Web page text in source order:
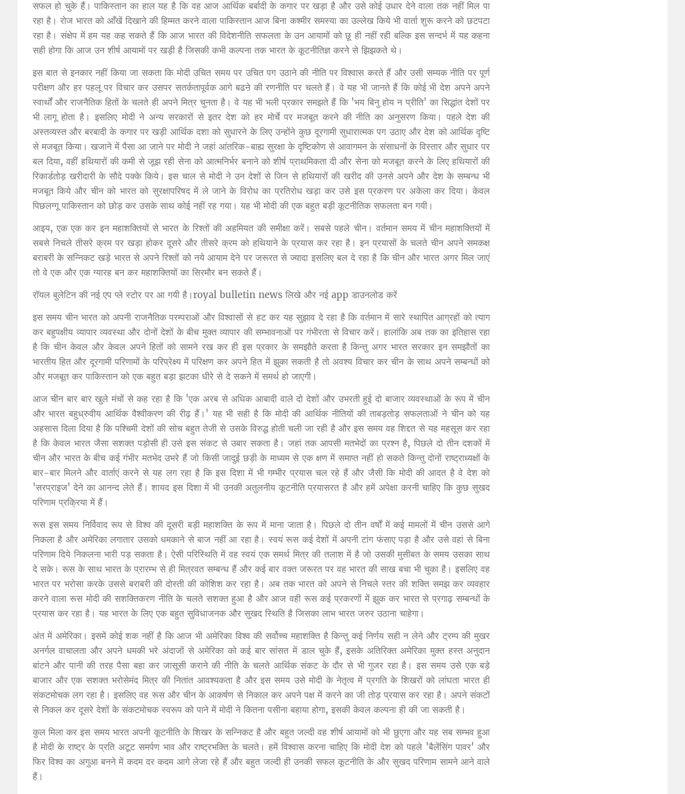
सफल हो चुके हैं। पाकिस्तान का हाल यह है कि वह आज आर्थिक बर्बादी के कगार पर खड़ा है और उसे कोई उधार देने वाला तक नहीं मिल पा
रहा है। रोज भारत को आँखें दिखाने की हिम्मत करने वाला पाकिस्तान आज बिना कश्मीर समस्या का उल्लेख किये भी वार्ता शुरू करने को छटपटा
रहा है। संक्षेप में हम यह कह सकते हैं कि आज भारत की विदेशनीति सफलता के उन आयामों को छू ही नहीं रही बल्कि इस सन्दर्भ में यह कहना
सही होगा कि आज उन शीर्ष आयामों पर खड़ी है जिसकी कभी कल्पना तक भारत के कूटनीतिज्ञ करने से झिझकते थे।
इस बात से इनकार नहीं किया जा सकता कि मोदी उचित समय पर उचित पग उठाने की नीति पर विश्वास करते हैं और उसी सम्यक नीति पर पूर्ण
परीक्षण और हर पहलू पर विचार कर उसपर सतर्कतापूर्वक आगे बढऩे की रणनीति पर चलते हैं। वे यह भी जानते हैं कि कोई भी देश अपने अपने
स्वार्थों और राजनैतिक हितों के चलते ही अपने मित्र चुनता है। वे यह भी भली प्रकार समझते हैं कि 'भय बिनु होय न प्रीति' का सिद्धांत देशों पर
भी लागू होता है। इसलिए मोदी ने अन्य सरकारों से इतर देश को हर मोर्चे पर मजबूत करने की नीति का अनुसरण किया। पहले देश की
अस्तव्यस्त और बरबादी के कगार पर खड़ी आर्थिक दशा को सुधारने के लिए उन्होंने कुछ दूरगामी सुधारात्मक पग उठाए और देश को आर्थिक दृष्टि
से मजबूत किया। खजाने में पैसा आ जाने पर मोदी ने जहां आंतरिक-बाह्य सुरक्षा के दृष्टिकोण से आवागमन के संसाधनों के विस्तार और सुधार पर
बल दिया, वहीं हथियारों की कमी से जूझ रही सेना को आत्मनिर्भर बनाने को शीर्ष प्राथमिकता दी और सेना को मजबूत करने के लिए हथियारों की
रिकार्डतोड़ खरीदारी के सौदे पक्के किये। इस चाल से मोदी ने उन देशों से जिन से हथियारों की खरीद की उनसे अपने और देश के सम्बन्ध भी
मजबूत किये और चीन को भारत को सुरक्षापरिषद में ले जाने के विरोध का प्रतिरोध खड़ा कर उसे इस प्रकरण पर अकेला कर दिया। केवल
पिछलग्गू पाकिस्तान को छोड़ कर उसके साथ कोई नहीं रह गया। यह भी मोदी की एक बहुत बड़ी कूटनीतिक सफलता बन गयी।
आइय, एक एक कर इन महाशक्तियों से भारत के रिश्तों की अहमियत की समीक्षा करें। सबसे पहले चीन। वर्तमान समय में चीन महाशक्तियों में
सबसे निचले तीसरे क्रम पर खड़ा होकर दूसरे और तीसरे क्रम को हथियाने के प्रयास कर रहा है। इन प्रयासों के चलते चीन अपने समकक्ष
बराबरी के सन्निकट खड़े भारत से अपने रिश्तों को नये आयाम देने पर जरूरत से ज्यादा इसलिए बल दे रहा है कि चीन और भारत अगर मिल जाएं
तो वे एक और एक ग्यारह बन कर महाशक्तियों का सिरमौर बन सकते हैं।
रॉयल बुलेटिन की नई एप प्ले स्टोर पर आ गयी है।royal bulletin news लिखे और नई app डाउनलोड करें
इस समय चीन भारत को अपनी राजनैतिक परम्पराओं और विश्वासों से हट कर यह सुझाव दे रहा है कि वर्तमान में सारे स्थापित आग्रहों को त्याग
कर बहुपक्षीय व्यापार व्यवस्था और दोनों देशों के बीच मुक्त व्यापार की सम्भावनाओं पर गंभीरता से विचार करें। हालांकि अब तक का इतिहास रहा
है कि चीन केवल और केवल अपने हितों को सामने रख कर ही इस प्रकार के समझौते करता है किन्तु अगर भारत सरकार इन समझौतों का
भारतीय हित और दूरगामी परिणामों के परिप्रेक्ष्य में परिक्षण कर अपने हित में झुका सकती है तो अवश्य विचार कर चीन के साथ अपने सम्बन्धों को
और मजबूत कर पाकिस्तान को एक बहुत बड़ा झटका धीरे से दे सकने में समर्थ हो जाएगी।
आज चीन बार बार खुले मंचों से कह रहा है कि 'एक अरब से अधिक आबादी वाले दो देशों और उभरती हुई दो बाजार व्यवस्थाओं के रूप में चीन
और भारत बहुध्रुवीय आर्थिक वैश्वीकरण की रीढ़ हैं।' यह भी सही है कि मोदी की आर्थिक नीतियों की ताबड़तोड़ सफलताओं ने चीन को यह
अहसास दिला दिया है कि पश्चिमी देशों की सोच बहुत तेजी से उसके विरुद्ध होती चली जा रही है और इस समय वह शिद्दत से यह महसूस कर रहा
है कि केवल भारत जैसा सशक्त पड़ोसी ही उसे इस संकट से उबार सकता है। जहां तक आपसी मतभेदों का प्रश्न है, पिछले दो तीन दशकों में
चीन और भारत के बीच कई गंभीर मतभेद उभरे हैं जो किसी जादुई छड़ी के माध्यम से एक क्षण में समाप्त नहीं हो सकते किन्तु दोनों राष्ट्राध्यक्षों के
बार-बार मिलने और वार्ताएं करने से यह लग रहा है कि इस दिशा में भी गम्भीर प्रयास चल रहे हैं और जैसी कि मोदी की आदत है वे देश को
'सरप्राइज' देने का आनन्द लेते हैं। शायद इस दिशा में भी उनकी अतुलनीय कूटनीति प्रयासरत है और हमें अपेक्षा करनी चाहिए कि कुछ सुखद
परिणाम प्रक्रिया में हैं।
रूस इस समय निर्विवाद रूप से विश्व की दूसरी बड़ी महाशक्ति के रूप में माना जाता है। पिछले दो तीन वर्षों में कई मामलों में चीन उससे आगे
निकला है और अमेरिका लगातार उसको धमकाने से बाज नहीं आ रहा है। स्वयं रूस कई देशों में अपनी टांग फंसाए पड़ा है और उसे वहां से बिना
परिणाम दिये निकलना भारी पड़ सकता है। ऐसी परिस्थिति में वह स्वयं एक समर्थ मित्र की तलाश में है जो उसकी मुसीबत के समय उसका साथ
दे सके। रूस के साथ भारत के प्रारम्भ से ही मित्रवत सम्बन्ध हैं और कई बार वक्त जरूरत पर वह भारत की साख बचा भी चुका है। इसलिए वह
भारत पर भरोसा करके उससे बराबरी की दोस्ती की कोशिश कर रहा है। अब तक भारत को अपने से निचले स्तर की शक्ति समझ कर व्यवहार
करने वाला रूस मोदी की सशक्तिकरण नीति के चलते सशक्त हुआ है और आज वही रूस कई प्रकरणों में झुक कर भारत से प्रगाढ़ सम्बन्धों के
प्रयास कर रहा है। यह भारत के लिए एक बहुत सुविधाजनक और सुखद स्थिति है जिसका लाभ भारत जरुर उठाना चाहेगा।
अंत में अमेरिका। इसमें कोई शक नहीं है कि आज भी अमेरिका विश्व की सर्वोच्च महाशक्ति है किन्तु कई निर्णय सही न लेने और ट्रम्प की मुखर
अनर्गल वाचालता और अपने धमकी भरे अंदाजों से अमेरिका को कई बार सांसत में डाल चुके हैं, इसके अतिरिक्त अमेरिका मुक्त हस्त अनुदान
बांटने और पानी की तरह पैसा बहा कर जासूसी कराने की नीति के चलते आर्थिक संकट के दौर से भी गुजर रहा है। इस समय उसे एक बड़े
बाजार और एक सशक्त भरोसेमंद मित्र की नितांत आवश्यकता है और इस समय उसे मोदी के नेतृत्व में प्रगति के शिखरों को लांघता भारत ही
संकटमोचक लग रहा है। इसलिए वह रूस और चीन के आकर्षण से निकाल कर अपने पक्ष में करने का जी तोड़ प्रयास कर रहा है। अपने संकटों
से निकल कर दूसरे देशों के संकटमोचक स्वरूप को पाने में मोदी ने कितना पसीना बहाया होगा, इसकी केवल कल्पना ही की जा सकती है।
कुल मिला कर इस समय भारत अपनी कूटनीति के शिखर के सन्निकट है और बहुत जल्दी वह शीर्ष आयामों को भी छुएगा और यह सब सम्भव हुआ
है मोदी के राष्ट्र के प्रति अटूट समर्पण भाव और राष्ट्रभक्ति के चलते। हमें विश्वास करना चाहिए कि मोदी देश को पहले 'बैलेंसिंग पावर' और
फिर विश्व का अगुआ बनने में कदम दर कदम आगे लेजा रहे हैं और बहुत जल्दी ही उनकी सफल कूटनीति के और सुखद परिणाम सामने आने वाले
हैं।